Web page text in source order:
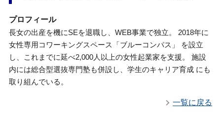
プロフィール
長女の出産を機にSEを退職し、WEB事業で独立。 2018年に
女性専用コワーキングスペース「ブルーコンパス」 を設立
し、これまでに延べ2,000人以上の女性起業家を支援。 施設
内には総合型選抜専門塾も併設し、学生のキャリア育成 にも
取り組んでいる。
一覧に戻る